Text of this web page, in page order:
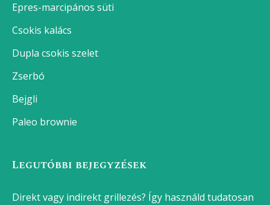
Epres-marcipános süti
Csokis kalács
Dupla csokis szelet
Zserbó
Bejgli
Paleo brownie
Legutóbbi bejegyzések
Direkt vagy indirekt grillezés? Így használd tudatosan